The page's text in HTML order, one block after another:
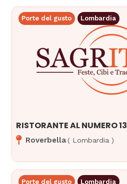
Porte del gusto Lombardia
RISTORANTE AL NUMERO 13
Roverbella ( Lombardia )
Porte del gusto Lombardia